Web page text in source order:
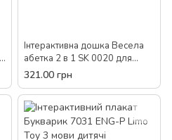
Інтерактивна дошка Весела
абетка 2 в 1 SK 0020 для
малювання піаніно
розвиваючі іграшки для дітей
букви звуки пісні загадки
321.00 грн